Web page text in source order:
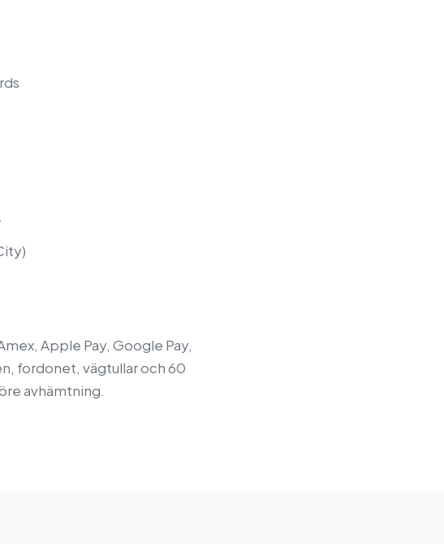
Apple Pay, Google Pay,
fordonet, vägtullar och 60
avhämtning.